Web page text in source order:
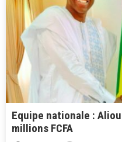
Equipe nationale :
millions FCFA